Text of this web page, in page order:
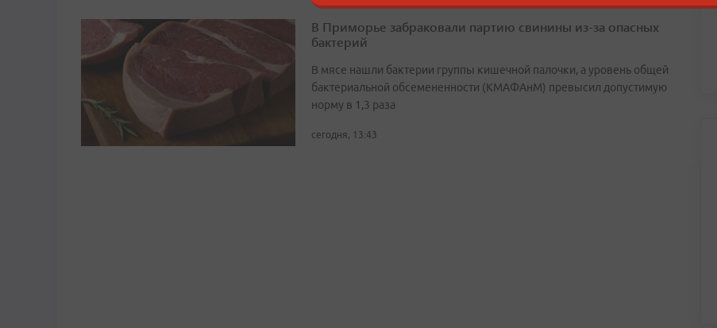
В Приморье забраковали партию свинины из-за опасных
бактерий
В мясе нашли бактерии группы кишечной палочки, а уровень общей
бактериальной обсемененности (КМАФАнМ) превысил допустимую
норму в 1,3 раза
сегодня, 13:43